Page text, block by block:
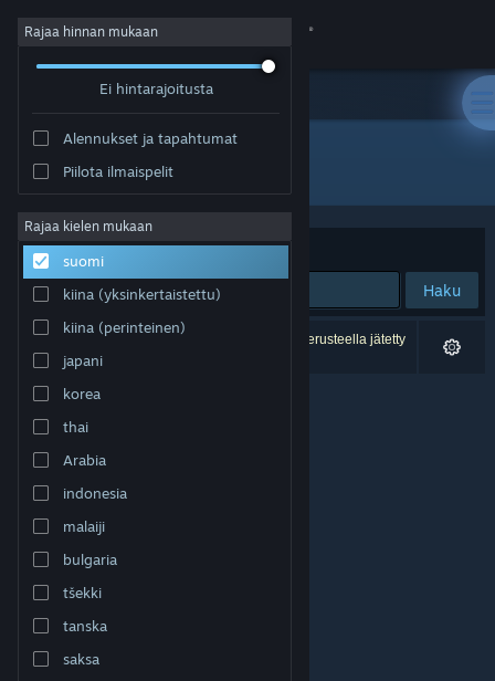
Kirjaudu sisään
Tietoa
Tuki
Vaihda kieli
Hanki Steam-mobiilisovellus
Näytä työpöytäsivusto
Rajaa hinnan mukaan
Ei hintarajoitusta
Alennukset ja tapahtumat
Piilota ilmaispelit
Rajaa kielen mukaan
suomi
kiina (yksinkertaistettu)
kiina (perinteinen)
japani
korea
thai
Arabia
indonesia
malaiji
bulgaria
tšekki
tanska
saksa
Kaikki tuotteet
Järjestelyperuste Osuvuus
Haku
0 tulosta vastaa hakuasi. 4 peliä on asetustesi perusteella jätetty
pois.